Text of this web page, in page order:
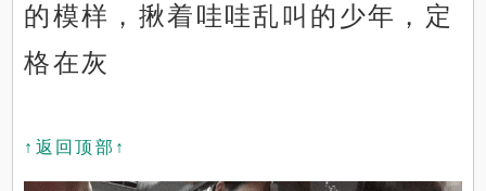
的模样，揪着哇哇乱叫的少年，定
格在灰
↑返回顶部↑